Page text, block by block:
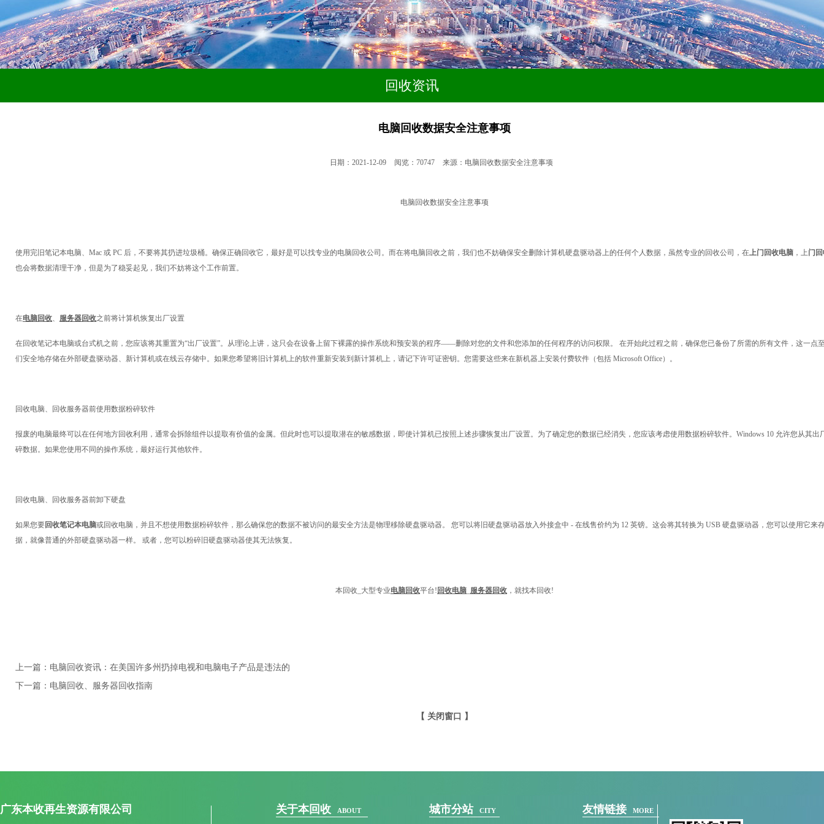
回收资讯
电脑回收数据安全注意事项
日期：2021-12-09 阅览：70747 来源：电脑回收数据安全注意事项
电脑回收数据安全注意事项
使用完旧笔记本电脑、 Mac 或 PC 后，不要将其扔进垃圾桶。确保正确回收它，最好是可以找专业的电脑回收公司。而在将电脑回收之前，我们也不妨确保安全删除计算机硬盘驱动器上的任何个人数据，虽然专业的回收公司，在上门回收电脑 ，上门
也会将数据清理干净，但是为了稳妥起见，我们不妨将这个工作前置。
在电脑回收、 服务器回收之前将计算机恢复出厂设置
在回收笔记本电脑或台式机之前，您应该将其重置为“出厂设置”。从理论上讲，这只会在设备上留下裸露的操作系统和预安装的程序——删除对您的文件和您添加的任何程序的访问权限。 在开始此过程之前，确保您已备份了所需的所有文件，这一点
们安全地存储在外部硬盘驱动器、新计算机或在线云存储中。如果您希望将旧计算机上的软件重新安装到新计算机上，请记下许可证密钥。您需要这些来在新机器上安装付费软件（包括 Microsoft Office）。
回收电脑、回收服务器前使用数据粉碎软件
报废的电脑最终可以在任何地方回收利用，通常会拆除组件以提取有价值的金属。但此时也可以提取潜在的敏感数据，即使计算机已按照上述步骤恢复出厂设置。为了确定您的数据已经消失，您应该考虑使用数据粉碎软件。 Windows 10 允许您从其出
碎数据。如果您使用不同的操作系统，最好运行其他软件。
回收电脑、回收服务器前卸下硬盘
如果您要回收笔记本电脑或回收电脑，并且不想使用数据粉碎软件，那么确保您的数据不被访问的最安全方法是物理移除硬盘驱动器。
您可以将旧硬盘驱动器放入外接盒中 - 在线售价约为 12 英镑。这会将其转换为 USB 硬盘驱动器，您可以使用它来
据，就像普通的外部硬盘驱动器一样。 或者，您可以粉碎旧硬盘驱动器使其无法恢复。
本回收 _大型专业电脑回收平台! 回收电脑 服务器回收 ，就找本回收!
上一篇：电脑回收资讯：在美国许多州扔掉电视和电脑电子产品是违法的
下一篇：电脑回收、服务器回收指南
【 关闭窗口 】
广东本收再生资源有限公司 关于本回收 ABOUT 友情链接 MORE
城市分站 CITY